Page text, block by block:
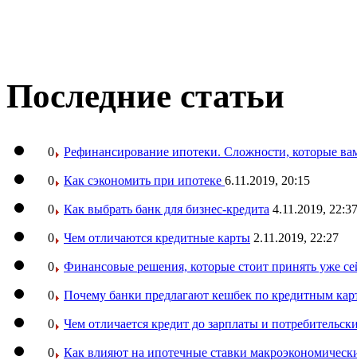
Последние статьи
0 Рефинансирование ипотеки. Сложности, которые
0 Как сэкономить при ипотеке 6.11.2019, 20:15
0 Как выбрать банк для бизнес-кредита 4.11.2019, 22:37
0 Чем отличаются кредитные карты 2.11.2019, 22:27
0 Финансовые решения, которые стоит принять уже
0 Почему банки предлагают кешбек по кредитным
0 Чем отличается кредит до зарплаты и
0 Как влияют на ипотечные ставки